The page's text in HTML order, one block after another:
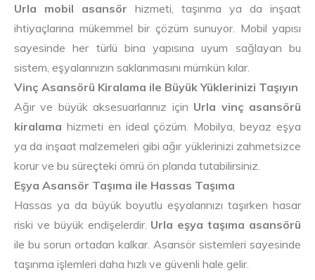
Urla mobil asansör hizmeti, taşınma ya da inşaat
ihtiyaçlarına mükemmel bir çözüm sunuyor. Mobil yapısı
sayesinde her türlü bina yapısına uyum sağlayan bu
sistem, eşyalarınızın saklanmasını mümkün kılar.
Vinç Asansörü Kiralama ile Büyük Yüklerinizi Taşıyın
Ağır ve büyük aksesuarlarınız için Urla vinç asansörü
kiralama hizmeti en ideal çözüm. Mobilya, beyaz eşya
ya da inşaat malzemeleri gibi ağır yüklerinizi zahmetsizce
korur ve bu süreçteki ömrü ön planda tutabilirsiniz.
Eşya Asansör Taşıma ile Hassas Taşıma
Hassas ya da büyük boyutlu eşyalarınızı taşırken hasar
riski ve büyük endişelerdir. Urla eşya taşıma asansörü
ile bu sorun ortadan kalkar. Asansör sistemleri sayesinde
taşınma işlemleri daha hızlı ve güvenli hale gelir.